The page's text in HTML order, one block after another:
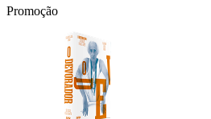
Promoção